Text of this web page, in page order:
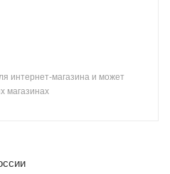
интернет-магазина и может
магазинах